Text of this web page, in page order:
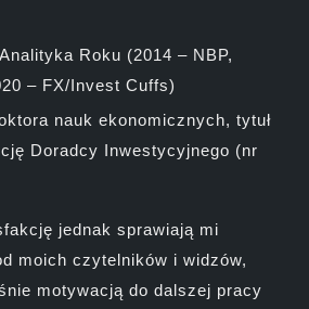
Roku (2014 – NBP,
– FX/Invest Cuffs)
nauk ekonomicznych, tytuł
Doradcy Inwestycyjnego (nr
jednak sprawiają mi
moich czytelników i widzów,
motywacją do dalszej pracy